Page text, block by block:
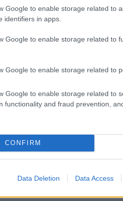
Google to enable storage related to
identifiers in apps.
Google to enable storage related to
Google to enable storage related to
Google to enable storage related to
functionality and fraud prevention,
CONFIRM
Data Deletion Data Access
έως 900 ευρώ - Ποιοι το
Θέσεις για
Αστυνομία Αθήνα Βόμβα